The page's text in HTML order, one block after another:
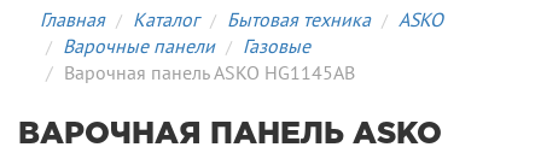
Главная Каталог Бытовая техника
ASKO
Варочные панели
Газовые
Варочная панель ASKO HG1145AB
ВАРОЧНАЯ ПАНЕЛЬ ASKO